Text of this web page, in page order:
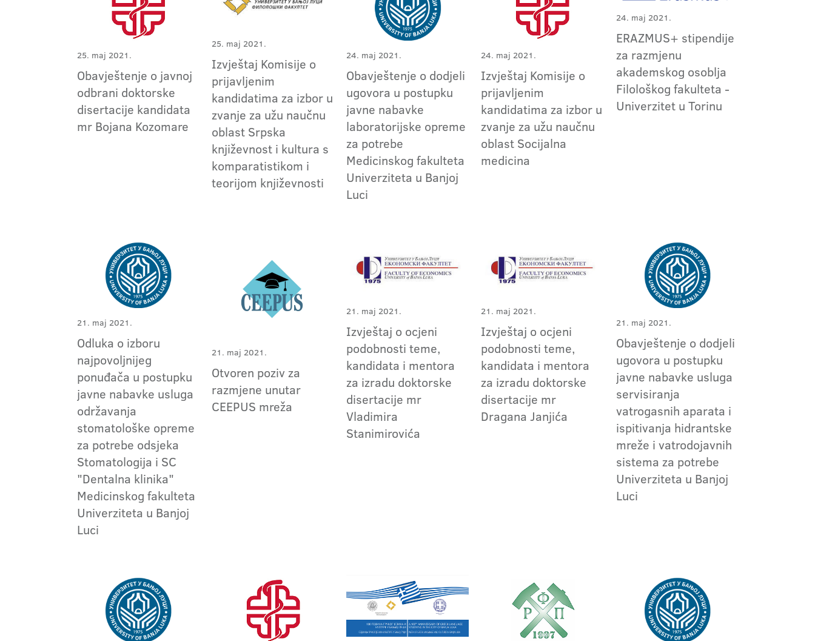
25. maj 2021.
Obavještenje o javnoj
odbrani doktorske
disertacije kandidata
mr Bojana Kozomare
25. maj 2021.
Izvještaj Komisije o
prijavljenim
kandidatima za izbor u
zvanje za užu naučnu
oblast Srpska
književnost i kultura s
komparatistikom i
teorijom književnosti
24. maj 2021.
Obavještenje o dodjeli
ugovora u postupku
javne nabavke
laboratorijske opreme
za potrebe
Medicinskog fakulteta
Univerziteta u Banjoj
Luci
24. maj 2021.
Izvještaj Komisije o
prijavljenim
kandidatima za izbor u
zvanje za užu naučnu
oblast Socijalna
medicina
24. maj 2021.
ERAZMUS+ stipendije
za razmjenu
akademskog osoblja
Filološkog fakulteta -
Univerzitet u Torinu
21. maj 2021.
Odluka o izboru
najpovoljnijeg
ponuđača u postupku
javne nabavke usluga
održavanja
stomatološke opreme
za potrebe odsjeka
Stomatologija i SC
"Dentalna klinika"
Medicinskog fakulteta
Univerziteta u Banjoj
Luci
21. maj 2021.
Otvoren poziv za
razmjene unutar
CEEPUS mreža
21. maj 2021.
Izvještaj o ocjeni
podobnosti teme,
kandidata i mentora
za izradu doktorske
disertacije mr
Vladimira
Stanimirovića
21. maj 2021.
Izvještaj o ocjeni
podobnosti teme,
kandidata i mentora
za izradu doktorske
disertacije mr
Dragana Janjića
21. maj 2021.
Obavještenje o dodjeli
ugovora u postupku
javne nabavke usluga
servisiranja
vatrogasnih aparata i
ispitivanja hidrantske
mreže i vatrodojavnih
sistema za potrebe
Univerziteta u Banjoj
Luci